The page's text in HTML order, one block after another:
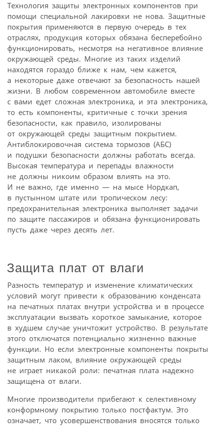
Технология защиты электронных компонентов при
помощи специальной лакировки не нова. Защитные
покрытия применяются в первую очередь в тех
отраслях, продукция которых обязана бесперебойно
функционировать, несмотря на негативное влияние
окружающей среды. Многие из таких изделий
находятся гораздо ближе к нам, чем кажется,
а некоторые даже отвечают за безопасность нашей
жизни. В любом современном автомобиле вместе
с вами едет сложная электроника, и эта электроника,
то есть компоненты, критичные с точки зрения
безопасности, как правило, изолированы
от окружающей среды защитным покрытием.
Антиблокировочная система тормозов (АБС)
и подушки безопасности должны работать всегда.
Высокая температура и перепады влажности
не должны никоим образом влиять на это.
И не важно, где именно — на мысе Нордкап,
в пустынном штате или тропическом лесу:
предохранительная электроника выполняет задачи
по защите пассажиров и обязана функционировать
пусть даже через десять лет.
Защита плат от влаги
Разность температур и изменение климатических
условий могут привести к образованию конденсата
на печатных платах внутри устройства и в процессе
эксплуатации вызвать короткое замыкание, которое
в худшем случае уничтожит устройство. В результате
этого отключатся потенциально жизненно важные
функции. Но если электронные компоненты покрыты
защитным лаком, влияние окружающей среды
не играет никакой роли: печатная плата надежно
защищена от влаги.
Многие производители прибегают к селективному
конформному покрытию только постфактум. Это
означает, что усовершенствования вносятся только